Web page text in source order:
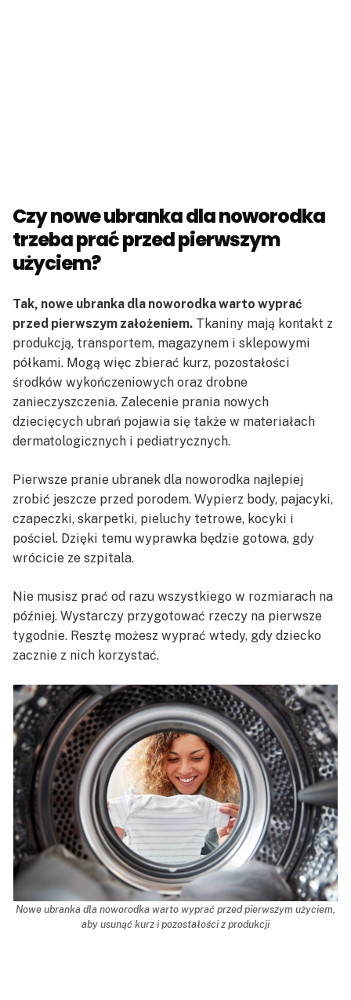
Czy nowe ubranka dla noworodka
trzeba prać przed pierwszym
użyciem?
Tak, nowe ubranka dla noworodka warto wyprać
przed pierwszym założeniem. Tkaniny mają kontakt z
produkcją, transportem, magazynem i sklepowymi
półkami. Mogą więc zbierać kurz, pozostałości
środków wykończeniowych oraz drobne
zanieczyszczenia. Zalecenie prania nowych
dziecięcych ubrań pojawia się także w materiałach
dermatologicznych i pediatrycznych.
Pierwsze pranie ubranek dla noworodka najlepiej
zrobić jeszcze przed porodem. Wypierz body, pajacyki,
czapeczki, skarpetki, pieluchy tetrowe, kocyki i
pościel. Dzięki temu wyprawka będzie gotowa, gdy
wrócicie ze szpitala.
Nie musisz prać od razu wszystkiego w rozmiarach na
później. Wystarczy przygotować rzeczy na pierwsze
tygodnie. Resztę możesz wyprać wtedy, gdy dziecko
zacznie z nich korzystać.
Nowe ubranka dla noworodka warto wyprać przed pierwszym użyciem,
aby usunąć kurz i pozostałości z produkcji